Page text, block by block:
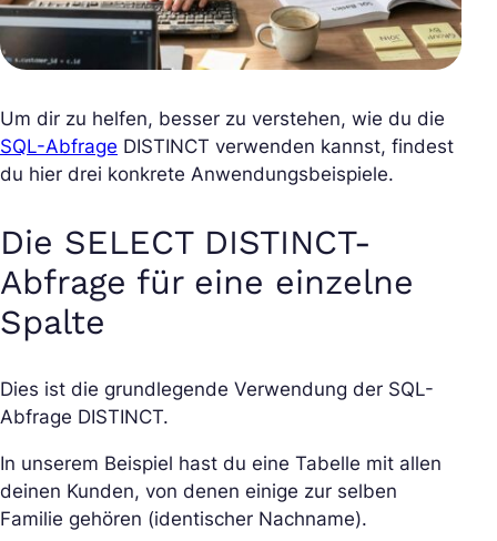
Um dir zu helfen, besser zu verstehen, wie du die
SQL-Abfrage DISTINCT verwenden kannst, findest
du hier drei konkrete Anwendungsbeispiele.
Die SELECT DISTINCT-
Abfrage für eine einzelne
Spalte
Dies ist die grundlegende Verwendung der SQL-
Abfrage DISTINCT.
In unserem Beispiel hast du eine Tabelle mit allen
deinen Kunden, von denen einige zur selben
Familie gehören (identischer Nachname).